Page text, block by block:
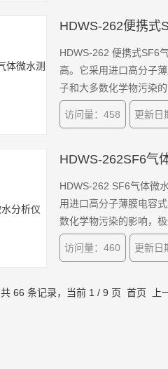
HDWS-262便携式
HDWS-262 便携式SF6
高。它采用进口高分子
子和大多数化学物污染
访问量：458 更新日
HDWS-262SF6气
HDWS-262 SF6气体微
用进口高分子薄膜电容
数化学物污染的影响，
访问量：460 更新日
共 66 条记录，当前 1 / 9 页 首页 上